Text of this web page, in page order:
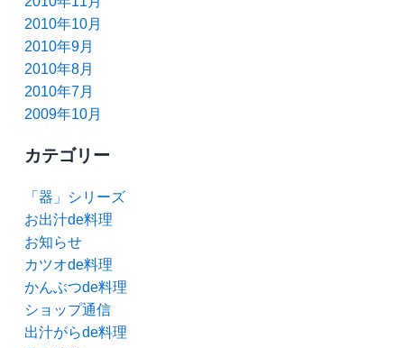
2010年10月
2010年9月
2010年8月
2010年7月
2009年10月
カテゴリー
「器」シリーズ
お出汁de料理
お知らせ
カツオde料理
かんぶつde料理
ショップ通信
出汁がらde料理